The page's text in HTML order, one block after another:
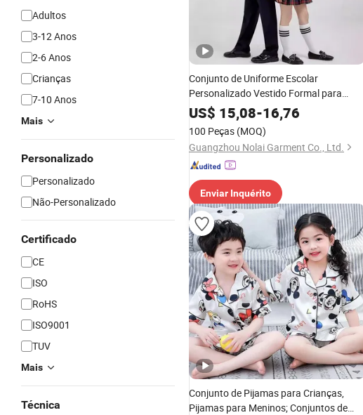
Adultos
3-12 Anos
2-6 Anos
Crianças
7-10 Anos
Mais
Personalizado
Personalizado
Não-Personalizado
Certificado
CE
ISO
RoHS
ISO9001
TUV
Mais
Técnica
Conjunto de Uniforme Escolar
Personalizado Vestido Formal para
Estudantes Camisa Uniforme Escolar
para Crianças
US$ 15,08-16,76
100 Peças (MOQ)
Guangzhou Nolai Garment Co., Ltd.
Enviar Inquérito
Conjunto de Pijamas para Crianças,
Pijamas para Meninos; Conjuntos de